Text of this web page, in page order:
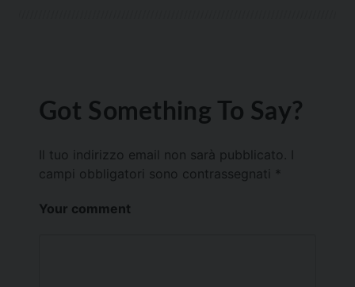
Got Something To Say?
Il tuo indirizzo email non sarà pubblicato.
campi obbligatori sono contrassegnati *
Your comment